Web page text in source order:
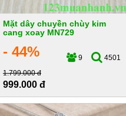
Mặt dây chuyền chùy kim
cang xoay MN729
- 44% 9
4501
1.799.000 đ
999.000 đ